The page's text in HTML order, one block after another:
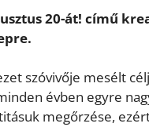
20-át! című
szóvivője mesélt
évben egyre
megőrzése,